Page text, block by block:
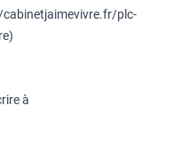
plc-
à